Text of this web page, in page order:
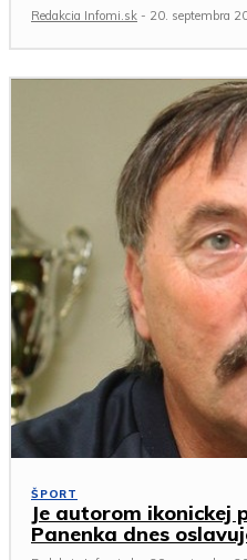
Redakcia Infomi.sk - 20. septembra
ŠPORT
Je autorom ikonickej
Panenka dnes